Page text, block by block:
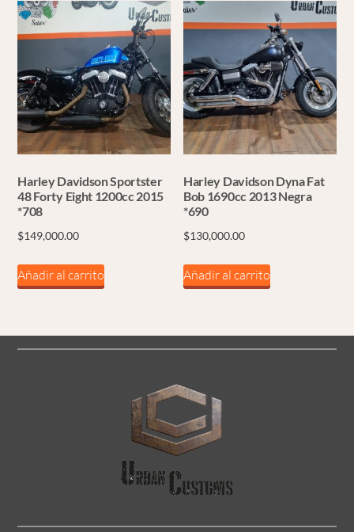
Harley Davidson Sportster
48 Forty Eight 1200cc 2015
*708
$149,000.00
Añadir al carrito
Harley Davidson Dyna Fat
Bob 1690cc 2013 Negra
*690
$130,000.00
Añadir al carrito